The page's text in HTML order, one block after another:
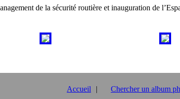
de la sécurité routière et inauguration de
Accueil | Chercher un album